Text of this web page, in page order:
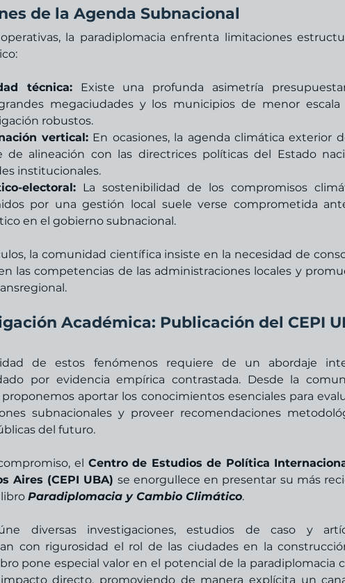
de la Agenda Subnacional
la paradiplomacia enfrenta limitaciones
técnica: Existe una profunda asimetría
megaciudades y los municipios de menor escala
robustos.
vertical: En ocasiones, la agenda climática exterior
de alineación con las directrices políticas del Estado
institucionales.
electoral: La sostenibilidad de los compromisos
por una gestión local suele verse comprometida
en el gobierno subnacional.
la comunidad científica insiste en la necesidad de
las competencias de las administraciones locales y
Académica: Publicación del CEPI
de estos fenómenos requiere de un abordaje
por evidencia empírica contrastada. Desde la
aportar los conocimientos esenciales para
subnacionales y proveer recomendaciones
del futuro.
el Centro de Estudios de Política
Aires (CEPI UBA) se enorgullece en presentar su más
Paradiplomacia y Cambio Climático.
diversas investigaciones, estudios de caso y
con rigurosidad el rol de las ciudades en la
pone especial valor en el potencial de la paradiplomacia
directo, promoviendo de manera explícita un